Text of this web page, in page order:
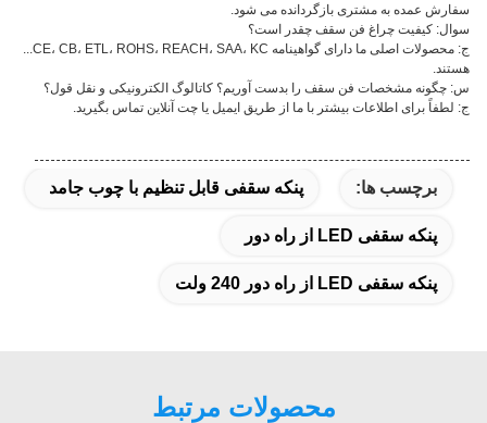
سفارش عمده به مشتری بازگردانده می شود.
سوال: کیفیت چراغ فن سقف چقدر است؟
ج: محصولات اصلی ما دارای گواهینامه CE، CB، ETL، ROHS، REACH، SAA، KC...
هستند.
س: چگونه مشخصات فن سقف را بدست آوریم؟ کاتالوگ الکترونیکی و نقل قول؟
ج: لطفاً برای اطلاعات بیشتر با ما از طریق ایمیل یا چت آنلاین تماس بگیرید.
برچسب ها: پنکه سقفی قابل تنظیم با چوب جامد
پنکه سقفی LED از راه دور
پنکه سقفی LED از راه دور 240 ولت
محصولات مرتبط